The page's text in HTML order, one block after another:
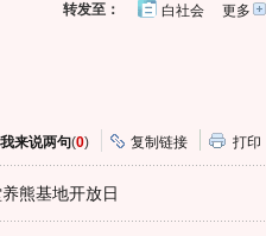
更多开
转发至： 白社会
我来说两句(0) 复制链接 打印
熊基地开放日